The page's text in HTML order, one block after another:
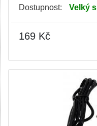
Dostupnost: Velký
169 Kč